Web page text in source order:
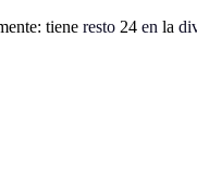
tiene resto 24 en la